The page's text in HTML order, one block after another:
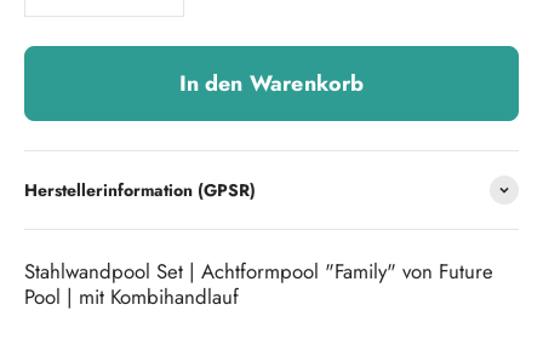
In den Warenkorb
Herstellerinformation (GPSR)
Stahlwandpool Set | Achtformpool "Family" von Future
Pool | mit Kombihandlauf